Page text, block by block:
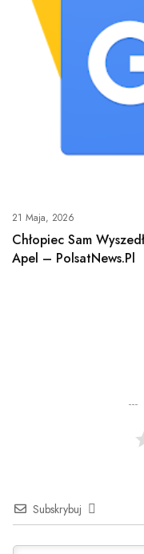
21 Maja, 2026
Chłopiec Sam
Apel – PolsatNews.pl
Subskrybuj